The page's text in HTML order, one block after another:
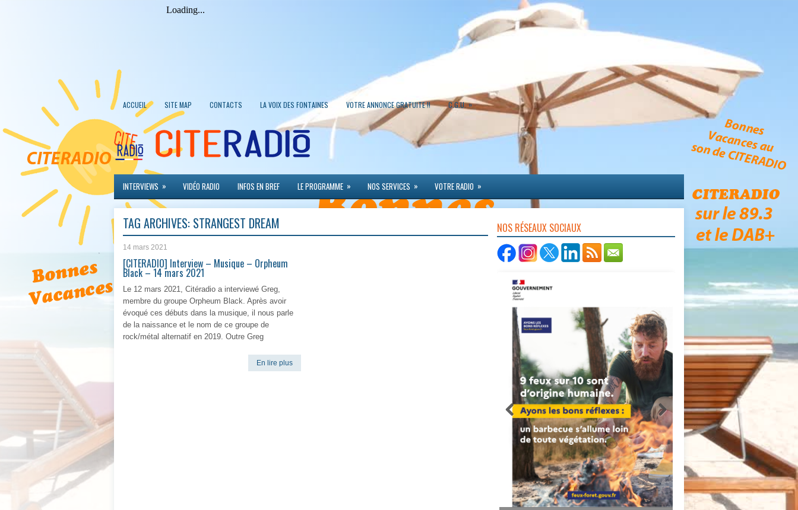
ACCUEIL SITE MAP CONTACTS LA VOIX DES FONTAINES VOTRE ANNONCE GRATUITE !! C.G.U. »
INTERVIEWS » VIDÉO RADIO INFOS EN BREF LE PROGRAMME » NOS SERVICES » VOTRE RADIO »
TAG ARCHIVES: STRANGEST DREAM
14 mars 2021
[CITERADIO] Interview – Musique – Orpheum
Black – 14 mars 2021
Le 12 mars 2021, Citéradio a interviewé Greg,
membre du groupe Orpheum Black. Après avoir
évoqué ces débuts dans la musique, il nous parle
de la naissance et le nom de ce groupe de
rock/métal alternatif en 2019. Outre Greg
En lire plus
NOS RÉSEAUX SOCIAUX